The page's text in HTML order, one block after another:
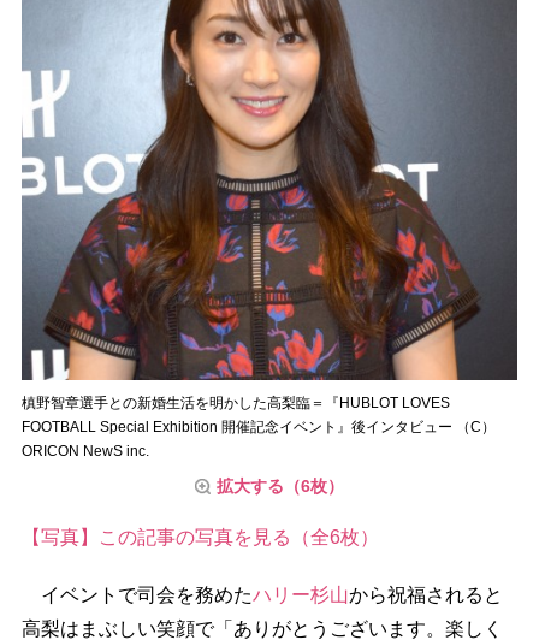
槙野智章選手との新婚生活を明かした高梨臨＝『HUBLOT LOVES
FOOTBALL Special Exhibition 開催記念イベント』後インタビュー （C）
ORICON NewS inc.
拡大する（6枚）
【写真】この記事の写真を見る（全6枚）
イベントで司会を務めたハリー杉山から祝福されると
高梨はまぶしい笑顔で「ありがとうございます。楽しく